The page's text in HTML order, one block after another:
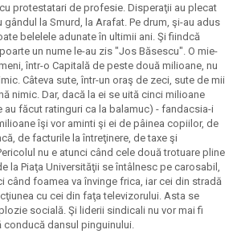
protestatari de profesie. Disperaţii au plecat
gândul la Smurd, la Arafat. Pe drum, şi-au adus
belelele adunate în ultimii ani. Şi fiindcă
un nume le-au zis "Jos Băsescu". O mie-
într-o Capitală de peste două milioane, nu
Câteva sute, într-un oraş de zeci, sute de mii
nimic. Dar, dacă la ei se uită cinci milioane
au făcut ratinguri ca la balamuc) - fandacsia-i
îşi vor aminti şi ei de pâinea copiilor, de
de facturile la întreţinere, de taxe şi
nu e atunci când cele două trotuare pline
la Piaţa Universităţii se întâlnesc pe carosabil,
când foamea va învinge frica, iar cei din stradă
cu cei din faţa televizorului. Asta se
socială. Şi liderii sindicali nu vor mai fi
conducă dansul pinguinului.